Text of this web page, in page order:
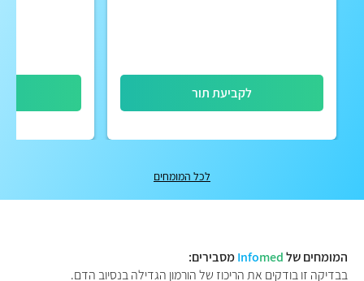
לקביעת תור
לכל המומחים
המומחים של Infomed
מסבירים:
בבדיקה זו בודקים את הריכוז של הורמון הגדילה בנסיוב הדם.